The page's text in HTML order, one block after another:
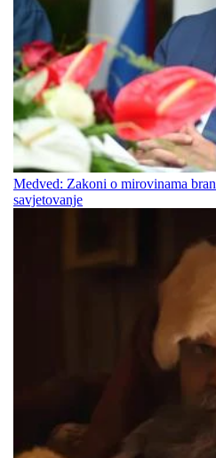
Medved: Zakoni o mirovinama
savjetovanje